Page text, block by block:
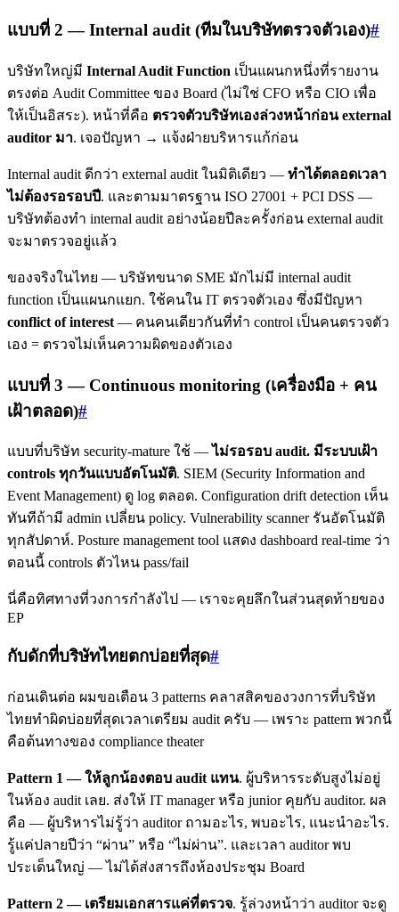
แบบที่ 2 — Internal audit (ทีมในบริษัทตรวจตัวเอง)#
บริษัทใหญ่มี Internal Audit Function เป็นแผนกหนึ่งที่รายงาน
ตรงต่อ Audit Committee ของ Board (ไม่ใช่ CFO หรือ CIO เพื่อ
ให้เป็นอิสระ). หน้าที่คือ ตรวจตัวบริษัทเองล่วงหน้าก่อน external
auditor มา. เจอปัญหา → แจ้งฝ่ายบริหารแก้ก่อน
Internal audit ดีกว่า external audit ในมิติเดียว — ทำได้ตลอดเวลา
ไม่ต้องรอรอบปี. และตามมาตรฐาน ISO 27001 + PCI DSS —
บริษัทต้องทำ internal audit อย่างน้อยปีละครั้งก่อน external audit
จะมาตรวจอยู่แล้ว
ของจริงในไทย — บริษัทขนาด SME มักไม่มี internal audit
function เป็นแผนกแยก. ใช้คนใน IT ตรวจตัวเอง ซึ่งมีปัญหา
conflict of interest — คนคนเดียวกันที่ทำ control เป็นคนตรวจตัว
เอง = ตรวจไม่เห็นความผิดของตัวเอง
แบบที่ 3 — Continuous monitoring (เครื่องมือ + คน
เฝ้าตลอด)#
แบบที่บริษัท security-mature ใช้ —ไม่รอรอบ audit. มีระบบเฝ้า
controls ทุกวันแบบอัตโนมัติ. SIEM (Security Information and
Event Management) ดู log ตลอด. Configuration drift detection เห็น
ทันทีถ้ามี admin เปลี่ยน policy. Vulnerability scanner รันอัตโนมัติ
ทุกสัปดาห์. Posture management tool แสดง dashboard real-time ว่า
ตอนนี้ controls ตัวไหน pass/fail
นี่คือทิศทางที่วงการกำลังไป — เราจะคุยลึกในส่วนสุดท้ายของ
EP
กับดักที่บริษัทไทยตกบ่อยที่สุด#
ก่อนเดินต่อ ผมขอเตือน 3 patterns คลาสสิคของวงการที่บริษัท
ไทยทำผิดบ่อยที่สุดเวลาเตรียม audit ครับ — เพราะ pattern พวกนี้
คือต้นทางของ compliance theater
Pattern 1 — ให้ลูกน้องตอบ audit แทน. ผู้บริหารระดับสูงไม่อยู่
ในห้อง audit เลย. ส่งให้ IT manager หรือ junior คุยกับ auditor. ผล
คือ — ผู้บริหารไม่รู้ว่า auditor ถามอะไร, พบอะไร, แนะนำอะไร.
รู้แค่ปลายปีว่า “ผ่าน” หรือ “ไม่ผ่าน”. และเวลา auditor พบ
ประเด็นใหญ่ — ไม่ได้ส่งสารถึงห้องประชุม Board
Pattern 2 — เตรียมเอกสารแค่ที่ตรวจ. รู้ล่วงหน้าว่า auditor จะดู